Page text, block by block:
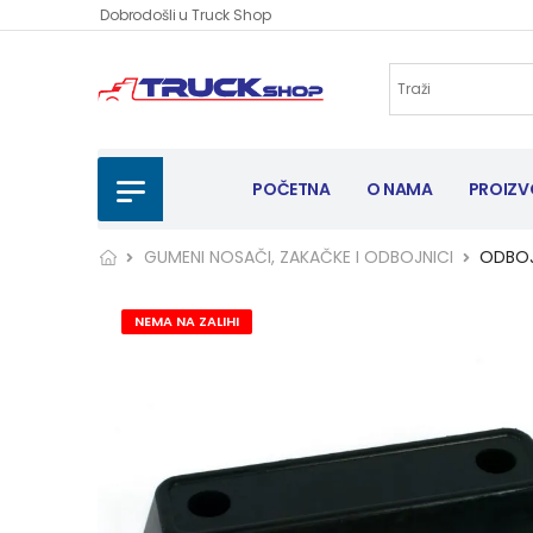
Dobrodošli u Truck Shop
POČETNA O NAMA
GUMENI NOSAČI, ZAKAČKE I ODBOJNICI
NEMA NA ZALIHI